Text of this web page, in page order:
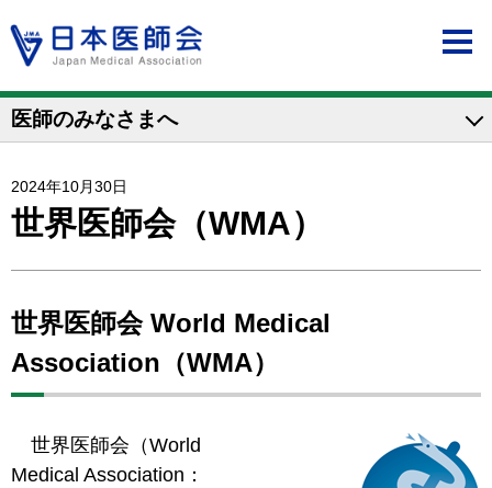
医師のみなさまへ
2024年10月30日
世界医師会（WMA）
世界医師会 World Medical
Association（WMA）
世界医師会（World
Medical Association：